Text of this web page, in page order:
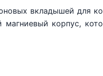
вкладышей для
корпус,